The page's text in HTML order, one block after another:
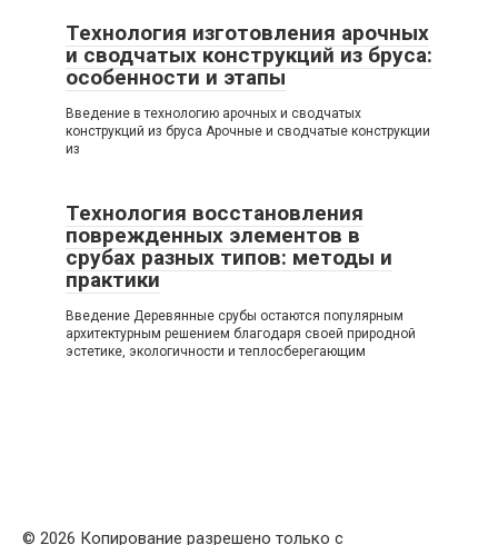
Технология изготовления арочных
и сводчатых конструкций из бруса:
особенности и этапы
Введение в технологию арочных и сводчатых
конструкций из бруса Арочные и сводчатые конструкции
из
Технология восстановления
поврежденных элементов в
срубах разных типов: методы и
практики
Введение Деревянные срубы остаются популярным
архитектурным решением благодаря своей природной
эстетике, экологичности и теплосберегающим
© 2026 Копирование разрешено только с